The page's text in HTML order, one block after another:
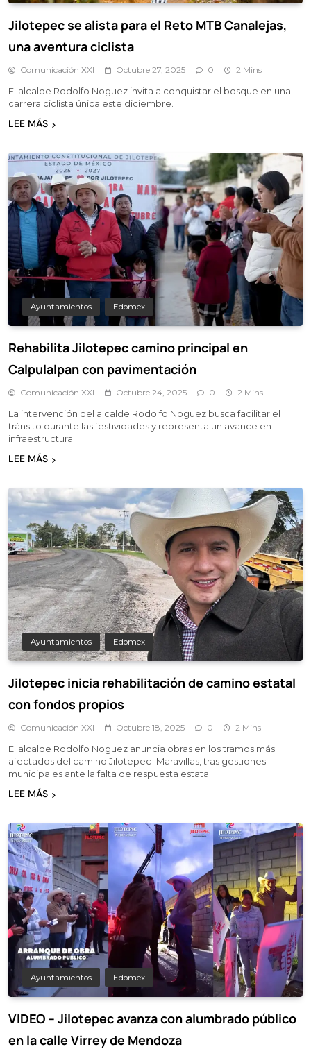
Jilotepec se alista para el Reto MTB Canalejas,
una aventura ciclista
Comunicación XXI Octubre 27, 2025 0 2 Mins
El alcalde Rodolfo Noguez invita a conquistar el bosque en una
carrera ciclista única este diciembre.
LEE MÁS
Ayuntamientos Edomex
Rehabilita Jilotepec camino principal en
Calpulalpan con pavimentación
Comunicación XXI Octubre 24, 2025 0 2 Mins
La intervención del alcalde Rodolfo Noguez busca facilitar el
tránsito durante las festividades y representa un avance en
infraestructura
LEE MÁS
Ayuntamientos Edomex
Jilotepec inicia rehabilitación de camino estatal
con fondos propios
Comunicación XXI Octubre 18, 2025 0 2 Mins
El alcalde Rodolfo Noguez anuncia obras en los tramos más
afectados del camino Jilotepec–Maravillas, tras gestiones
municipales ante la falta de respuesta estatal.
LEE MÁS
Ayuntamientos Edomex
VIDEO – Jilotepec avanza con alumbrado público
en la calle Virrey de Mendoza